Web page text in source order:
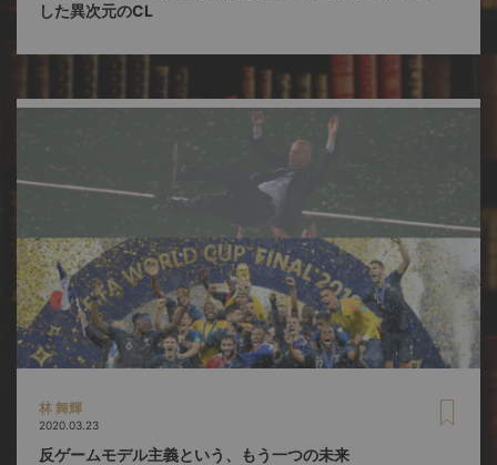
した異次元のCL
林 舞輝
2020.03.23
反ゲームモデル主義という、もう一つの未来